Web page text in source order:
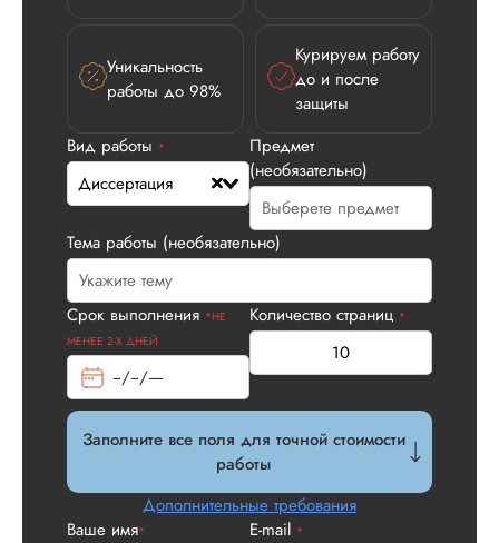
Уникальность
работы до 98%
Курируем работу
до и после
защиты
Вид работы *
Диссертация
Предмет
(необязательно)
Тема работы (необязательно)
Срок выполнения *НЕ
МЕНЕЕ 2-Х ДНЕЙ
Количество страниц *
Заполните все поля для точной стоимости
работы
Дополнительные требования
Ваше имя* E-mail *
Диссертация
Дата:2026-05-21
У нас с другом
Нас полностью
устроила стоимость
услуги, наличие
официального
по структуре